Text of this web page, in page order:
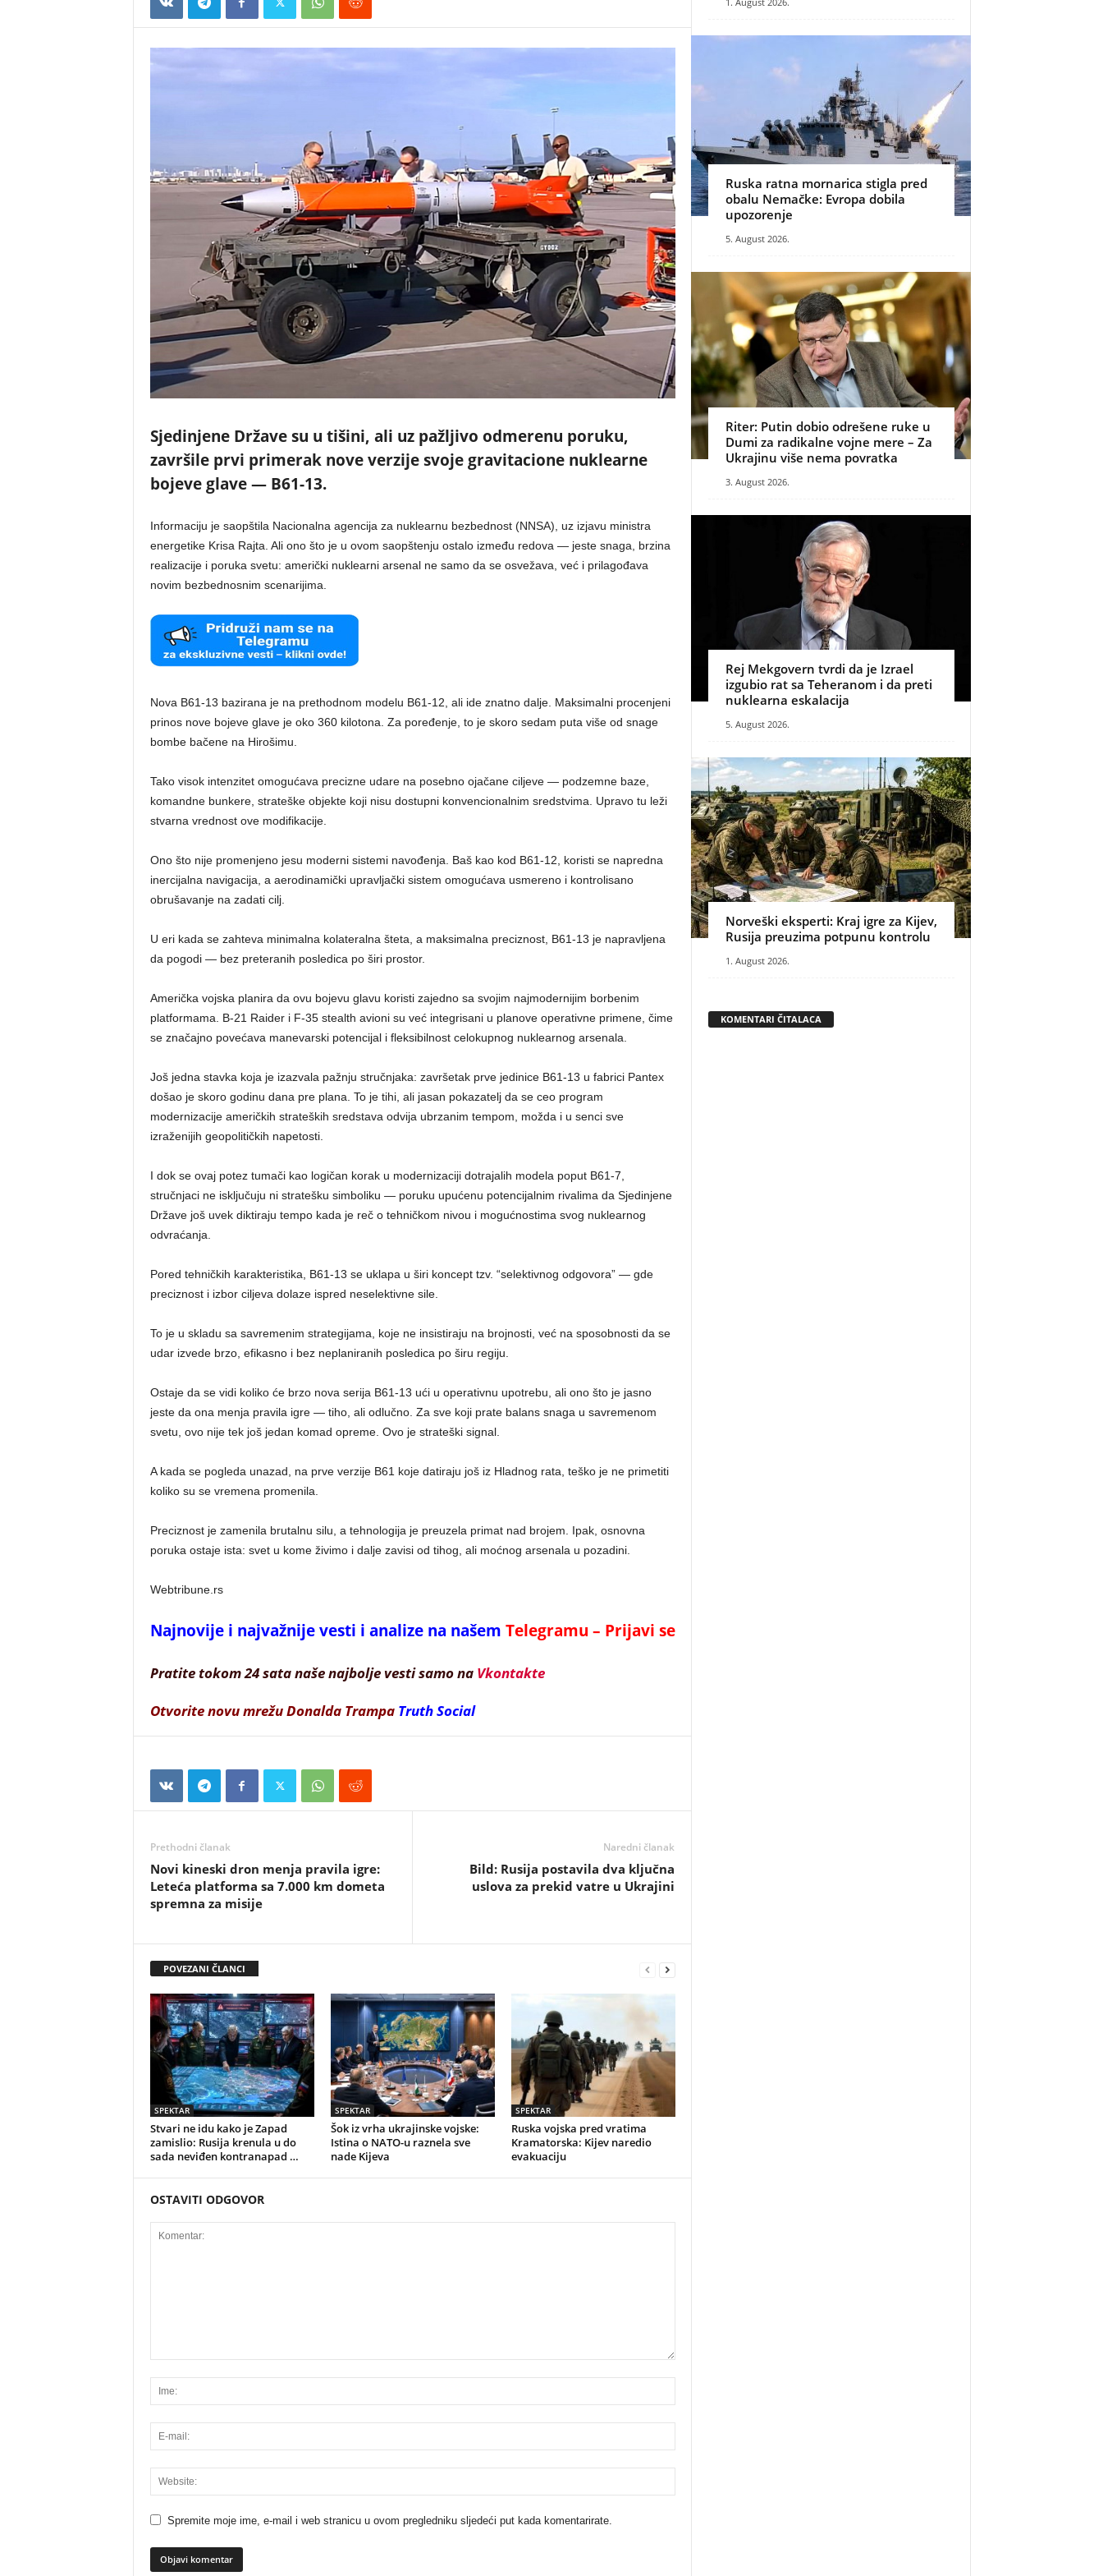
Sjedinjene Države su u tišini, ali uz pažljivo odmerenu poruku,
završile prvi primerak nove verzije svoje gravitacione nuklearne
bojeve glave — B61-13.
Informaciju je saopštila Nacionalna agencija za nuklearnu bezbednost (NNSA), uz izjavu ministra
energetike Krisa Rajta. Ali ono što je u ovom saopštenju ostalo između redova — jeste snaga, brzina
realizacije i poruka svetu: američki nuklearni arsenal ne samo da se osvežava, već i prilagođava
novim bezbednosnim scenarijima.
Nova B61-13 bazirana je na prethodnom modelu B61-12, ali ide znatno dalje. Maksimalni procenjeni
prinos nove bojeve glave je oko 360 kilotona. Za poređenje, to je skoro sedam puta više od snage
bombe bačene na Hirošimu.
Tako visok intenzitet omogućava precizne udare na posebno ojačane ciljeve — podzemne baze,
komandne bunkere, strateške objekte koji nisu dostupni konvencionalnim sredstvima. Upravo tu leži
stvarna vrednost ove modifikacije.
Ono što nije promenjeno jesu moderni sistemi navođenja. Baš kao kod B61-12, koristi se napredna
inercijalna navigacija, a aerodinamički upravljački sistem omogućava usmereno i kontrolisano
obrušavanje na zadati cilj.
U eri kada se zahteva minimalna kolateralna šteta, a maksimalna preciznost, B61-13 je napravljena
da pogodi — bez preteranih posledica po širi prostor.
Američka vojska planira da ovu bojevu glavu koristi zajedno sa svojim najmodernijim borbenim
platformama. B-21 Raider i F-35 stealth avioni su već integrisani u planove operativne primene, čime
se značajno povećava manevarski potencijal i fleksibilnost celokupnog nuklearnog arsenala.
Još jedna stavka koja je izazvala pažnju stručnjaka: završetak prve jedinice B61-13 u fabrici Pantex
došao je skoro godinu dana pre plana. To je tihi, ali jasan pokazatelj da se ceo program
modernizacije američkih strateških sredstava odvija ubrzanim tempom, možda i u senci sve
izraženijih geopolitičkih napetosti.
I dok se ovaj potez tumači kao logičan korak u modernizaciji dotrajalih modela poput B61-7,
stručnjaci ne isključuju ni stratešku simboliku — poruku upućenu potencijalnim rivalima da Sjedinjene
Države još uvek diktiraju tempo kada je reč o tehničkom nivou i mogućnostima svog nuklearnog
odvraćanja.
Pored tehničkih karakteristika, B61-13 se uklapa u širi koncept tzv. “selektivnog odgovora” — gde
preciznost i izbor ciljeva dolaze ispred neselektivne sile.
To je u skladu sa savremenim strategijama, koje ne insistiraju na brojnosti, već na sposobnosti da se
udar izvede brzo, efikasno i bez neplaniranih posledica po širu regiju.
Ostaje da se vidi koliko će brzo nova serija B61-13 ući u operativnu upotrebu, ali ono što je jasno
jeste da ona menja pravila igre — tiho, ali odlučno. Za sve koji prate balans snaga u savremenom
svetu, ovo nije tek još jedan komad opreme. Ovo je strateški signal.
A kada se pogleda unazad, na prve verzije B61 koje datiraju još iz Hladnog rata, teško je ne primetiti
koliko su se vremena promenila.
Preciznost je zamenila brutalnu silu, a tehnologija je preuzela primat nad brojem. Ipak, osnovna
poruka ostaje ista: svet u kome živimo i dalje zavisi od tihog, ali moćnog arsenala u pozadini.
Webtribune.rs
Najnovije i najvažnije vesti i analize na našem Telegramu – Prijavi se
Pratite tokom 24 sata naše najbolje vesti samo na Vkontakte
Otvorite novu mrežu Donalda Trampa Truth Social
Prethodni članak
Novi kineski dron menja pravila igre:
Leteća platforma sa 7.000 km dometa
spremna za misije
Naredni članak
Bild: Rusija postavila dva ključna
uslova za prekid vatre u Ukrajini
POVEZANI ČLANCI
SPEKTAR
Stvari ne idu kako je Zapad
zamislio: Rusija krenula u do
sada neviđen kontranapad …
SPEKTAR
Šok iz vrha ukrajinske vojske:
Istina o NATO-u raznela sve
nade Kijeva
SPEKTAR
Ruska vojska pred vratima
Kramatorska: Kijev naredio
evakuaciju
OSTAVITI ODGOVOR
Spremite moje ime, e-mail i web stranicu u ovom pregledniku sljedeći put kada komentarirate.
Ruska ratna mornarica stigla pred
obalu Nemačke: Evropa dobila
upozorenje
5. August 2026.
Riter: Putin dobio odrešene ruke u
Dumi za radikalne vojne mere – Za
Ukrajinu više nema povratka
3. August 2026.
Rej Mekgovern tvrdi da je Izrael
izgubio rat sa Teheranom i da preti
nuklearna eskalacija
5. August 2026.
Norveški eksperti: Kraj igre za Kijev,
Rusija preuzima potpunu kontrolu
1. August 2026.
KOMENTARI ČITALACA